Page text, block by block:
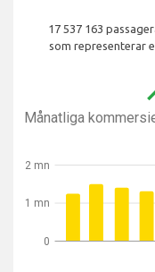
17 537 163
som representerar
Månatliga
0
1 mn
2 mn